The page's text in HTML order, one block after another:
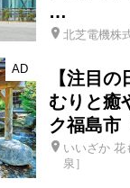
…
北芝電機株
AD
【注目
むりと癒
ク福島市
いいざか 花
泉］